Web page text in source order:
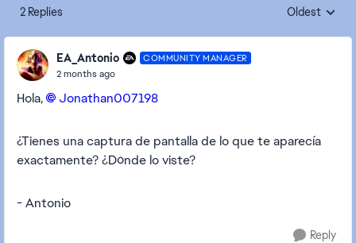
2 Replies Replies
Oldest
EA_Antonio COMMUNITY MANAGER
2 months ago
Hola, Jonathan007198​
¿Tienes una captura de pantalla de lo que te aparecía
exactamente? ¿Dónde lo viste?
- Antonio
Reply